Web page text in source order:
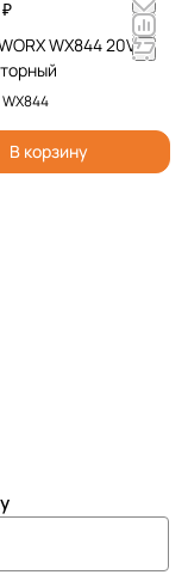
WX844 20V
WX844
В корзину